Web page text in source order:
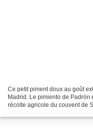
Ce petit piment doux au goût
Madrid. Le pimiento de
récolte agricole du couvent de